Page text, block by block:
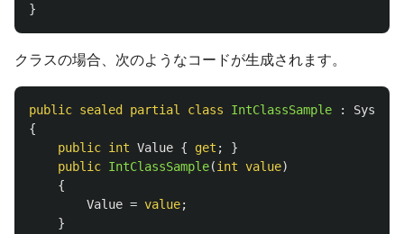
}
クラスの場合、次のようなコードが生成されます。
public sealed partial class IntClassSample : System
{
public int Value { get ;
}
public IntClassSample(int value)
{
Value = value;
}